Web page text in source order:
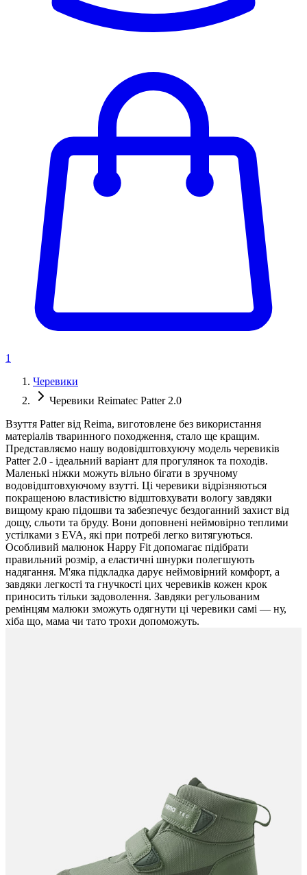
1
Черевики
Черевики Reimatec Patter 2.0
Взуття Patter від Reima, виготовлене без використання
матеріалів тваринного походження, стало ще кращим.
Представляємо нашу водовідштовхуючу модель черевиків
Patter 2.0 - ідеальний варіант для прогулянок та походів.
Маленькі ніжки можуть вільно бігати в зручному
водовідштовхуючому взутті. Ці черевики відрізняються
покращеною властивістю відштовхувати вологу завдяки
вищому краю підошви та забезпечує бездоганний захист від
дощу, сльоти та бруду. Вони доповнені неймовірно теплими
устілками з EVA, які при потребі легко витягуються.
Особливий малюнок Happy Fit допомагає підібрати
правильний розмір, а еластичні шнурки полегшують
надягання. М'яка підкладка дарує неймовірний комфорт, а
завдяки легкості та гнучкості цих черевиків кожен крок
приносить тільки задоволення. Завдяки регульованим
ремінцям малюки зможуть одягнути ці черевики самі — ну,
хіба що, мама чи тато трохи допоможуть.